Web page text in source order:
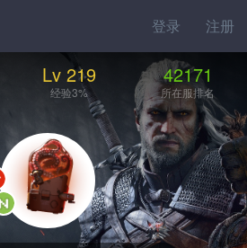
登录 注册
Lv 219
经验3%
42171
所在服排名